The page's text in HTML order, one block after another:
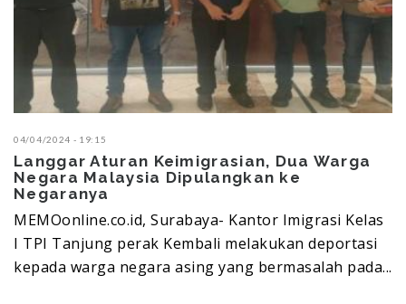
04/04/2024 - 19:15
Langgar Aturan Keimigrasian, Dua Warga
Negara Malaysia Dipulangkan ke
Negaranya
MEMOonline.co.id, Surabaya- Kantor Imigrasi Kelas
I TPI Tanjung perak Kembali melakukan deportasi
kepada warga negara asing yang bermasalah pada...